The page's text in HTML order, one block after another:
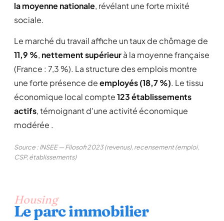
la moyenne nationale, révélant une forte mixité
sociale.
Le marché du travail affiche un taux de chômage de
11,9 %, nettement supérieurà la moyenne française
(France : 7,3 %). La structure des emplois montre
une forte présence deemployés (18,7 %). Le tissu
économique local compte123 établissements
actifs, témoignant d'une activité économique
modérée .
Source : INSEE — Filosofi 2023 (revenus), recensement (emploi,
CSP, établissements)
Housing
Le parc immobilier